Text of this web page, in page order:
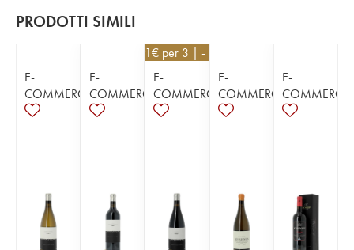
PRODOTTI SIMILI
E-
COMMERCE
E-
COMMERCE
35,91€ per 3 | - 10%
E-
COMMERCE
E-
COMMERCE
E-
COMMERCE